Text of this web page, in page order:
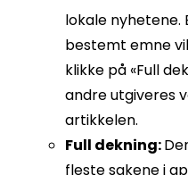
lokale nyhetene.
bestemt emne
klikke på «Full
andre utgiveres
artikkelen.
Full dekning:
fleste sakene i